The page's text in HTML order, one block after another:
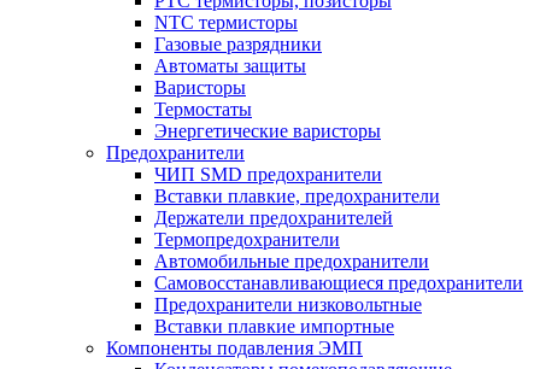
NTC термисторы
Газовые разрядники
Автоматы защиты
Варисторы
Термостаты
Энергетические варисторы
Предохранители
ЧИП SMD предохранители
Вставки плавкие, предохранители
Держатели предохранителей
Термопредохранители
Автомобильные предохранители
Самовосстанавливающиеся предохранители
Предохранители низковольтные
Вставки плавкие импортные
Компоненты подавления ЭМП